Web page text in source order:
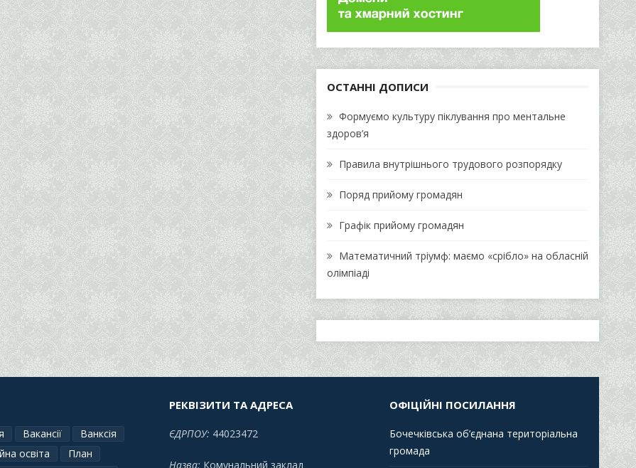
ОСТАННІ ДОПИСИ
Формуємо культуру піклування про ментальне
здоров’я
Правила внутрішнього трудового розпорядку
Поряд прийому громадян
Графік прийому громадян
Математичний тріумф: маємо «срібло» на обласній
олімпіаді
Вакансії
Ванксія
освіта
План
РЕКВІЗИТИ ТА АДРЕСА
ЄДРПОУ: 44023472
Назва: Комунальний заклад
ОФІЦІЙНІ ПОСИЛАННЯ
Бочечківська об’єднана територіальна
громада